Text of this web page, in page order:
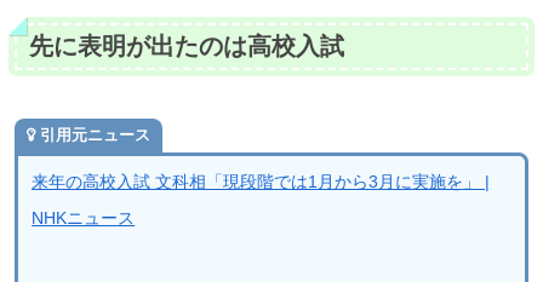
先に表明が出たのは高校入試
引用元ニュース
来年の高校入試 文科相「現段階では1月から3月に実施を」 |
NHKニュース